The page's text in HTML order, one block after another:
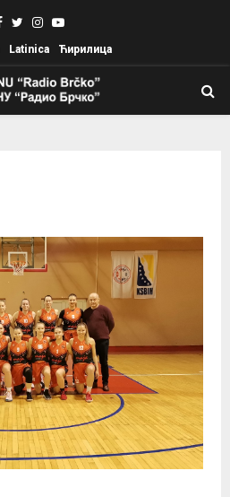
Facebook
TwitterInstagram
Youtube
Latinica Ћирилица